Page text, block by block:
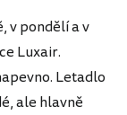
v pondělí a v
Luxair.
Letadlo
ale hlavně